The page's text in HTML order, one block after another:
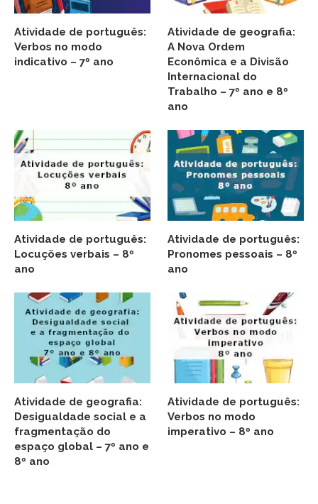
Atividade de português:
Verbos no modo
indicativo – 7º ano
Atividade de geografia:
A Nova Ordem
Econômica e a Divisão
Internacional do
Trabalho – 7º ano e 8º
ano
Atividade de português:
Locuções verbais – 8º
ano
Atividade de português:
Pronomes pessoais – 8º
ano
Atividade de geografia:
Desigualdade social e a
fragmentação do
espaço global – 7º ano e
8º ano
Atividade de português:
Verbos no modo
imperativo – 8º ano